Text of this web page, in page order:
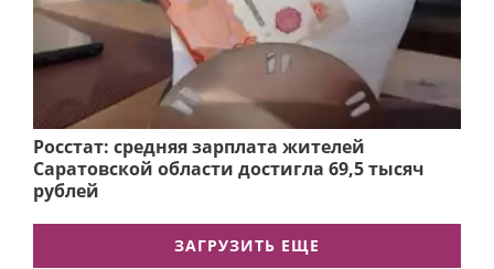
Росстат: средняя зарплата жителей
Саратовской области достигла 69,5 тысяч
рублей
ЗАГРУЗИТЬ ЕЩЕ